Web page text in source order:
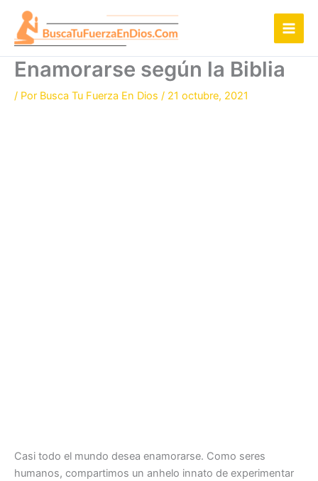
contenido
Enamorarse según la Biblia
/ Por Busca Tu Fuerza En Dios / 21 octubre, 2021
Casi todo el mundo desea enamorarse. Como seres
humanos, compartimos un anhelo innato de experimentar